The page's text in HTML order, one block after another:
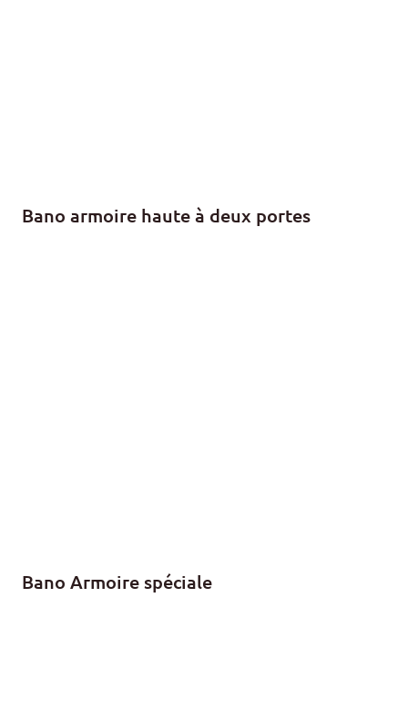
Bano armoire haute à deux portes
Bano Armoire spéciale